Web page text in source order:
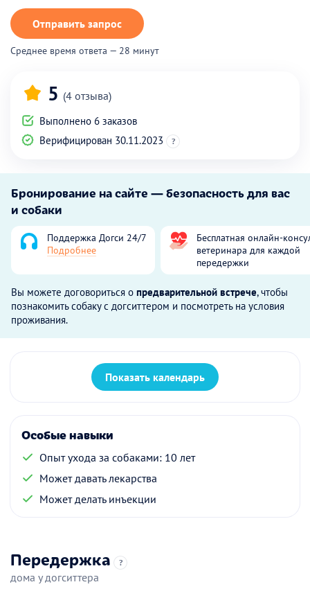
Отправить запрос
Среднее время ответа — 28 минут
5 (4 отзыва)
Выполнено 6 заказов
Верифицирован 30.11.2023
?
Бронирование на сайте — безопасность для вас
и собаки
Поддержка Догси 24/7
Подробнее
Бесплатная онлайн-
ветеринара для каждой
передержки
Вы можете договориться о предварительной встрече, чтобы
познакомить собаку с догситтером и посмотреть на условия
проживания.
Показать календарь
Особые навыки
Опыт ухода за собаками: 10 лет
Может давать лекарства
Может делать инъекции
Передержка ?
дома у догситтера